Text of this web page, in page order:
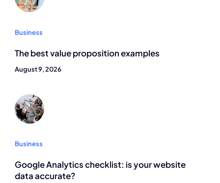
Business
The best value proposition examples
August 9, 2026
Business
Google Analytics checklist: is your website
data accurate?